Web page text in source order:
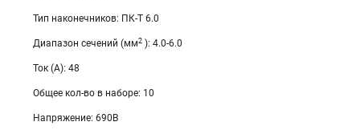
Тип наконечников: ПК-Т 6.0
Диапазон сечений (мм2 ): 4.0-6.0
Ток (А): 48
Общее кол-во в наборе: 10
Напряжение: 690В